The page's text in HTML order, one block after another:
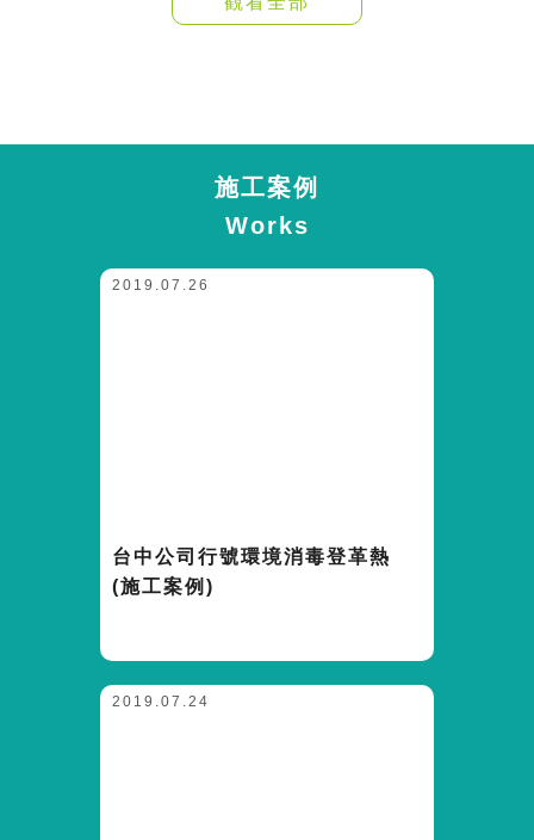
施工案例
Works
2019.07.26
台中公司行號環境消毒登革熱
(施工案例)
2019.07.24